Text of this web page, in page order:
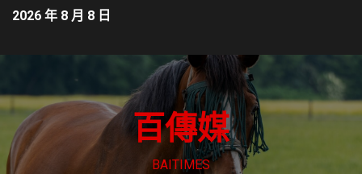
2026 年 8 月 8 日
百傳媒
BAITIMES